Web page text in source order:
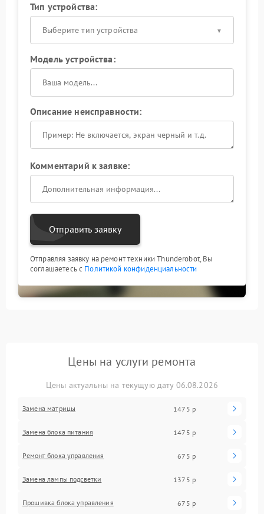
Тип устройства:
Выберите тип устройства
Модель устройства:
Описание неисправности:
Комментарий к заявке:
Отправить заявку
Отправляя заявку на ремонт техники Thunderobot, Вы
соглашаетесь с Политикой конфиденциальности
Цены на услуги ремонта
Цены актуальны на текущую дату 06.08.2026
Замена матрицы 1475 р
Замена блока питания 1475 р
Ремонт блока управления 675 р
Замена лампы подсветки 1375 р
Прошивка блока управления 675 р